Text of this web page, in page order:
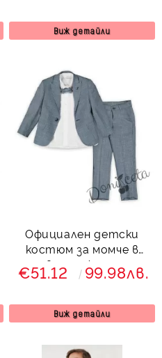
Виж детайли
Официален детски
костюм за момче в
сиво от 4 части
23445651 Сивина
€51.12 99.98лв.
Виж детайли